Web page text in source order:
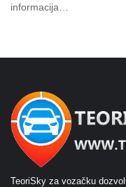
informacija…
TeoriSky za vozačku